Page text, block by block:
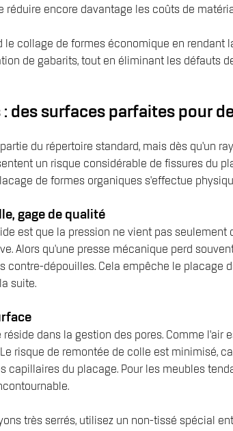
réduire encore davantage les coûts de
le collage de formes économique en
de gabarits, tout en éliminant les défauts
: des surfaces parfaites pour
du répertoire standard, mais dès qu’un
un risque considérable de fissures du
de formes organiques s'effectue
gage de qualité
est que la pression ne vient pas
Alors qu'une presse mécanique perd
contre-dépouilles. Cela empêche le
suite.
dans la gestion des pores. Comme
risque de remontée de colle est minimisé,
capillaires du placage. Pour les meubles
très serrés, utilisez un non-tissé spécial